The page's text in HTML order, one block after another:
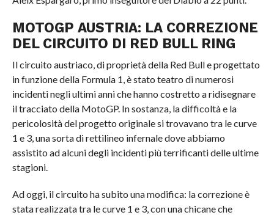
MOTOGP AUSTRIA: LA CORREZIONE
DEL CIRCUITO DI RED BULL RING
Il circuito austriaco, di proprietà della Red Bull e progettato
in funzione della Formula 1, è stato teatro di numerosi
incidenti negli ultimi anni che hanno costretto a ridisegnare
il tracciato della MotoGP. In sostanza, la difficoltà e la
pericolosità del progetto originale si trovavano tra le curve
1 e 3, una sorta di rettilineo infernale dove abbiamo
assistito ad alcuni degli incidenti più terrificanti delle ultime
stagioni.
Ad oggi, il circuito ha subito una modifica: la correzione è
stata realizzata tra le curve 1 e 3, con una chicane che